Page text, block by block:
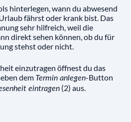
hinterlegen, wann du abwesend
fährst oder krank bist. Das
sehr hilfreich, weil die
direkt sehen können, ob du für
stehst oder nicht.
einzutragen öffnest du das
dem Termin anlegen-Button
eintragen (2) aus.